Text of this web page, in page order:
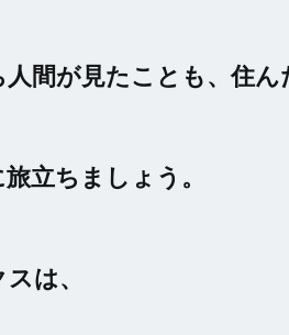
人間が見たことも、住
立ちましょう。
は、